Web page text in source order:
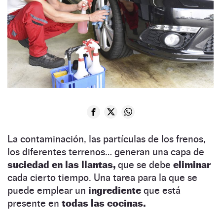
La contaminación, las partículas de los frenos,
los diferentes terrenos… generan una capa de
suciedad en las llantas, que se debe eliminar
cada cierto tiempo. Una tarea para la que se
puede emplear un ingrediente que está
presente en todas las cocinas.